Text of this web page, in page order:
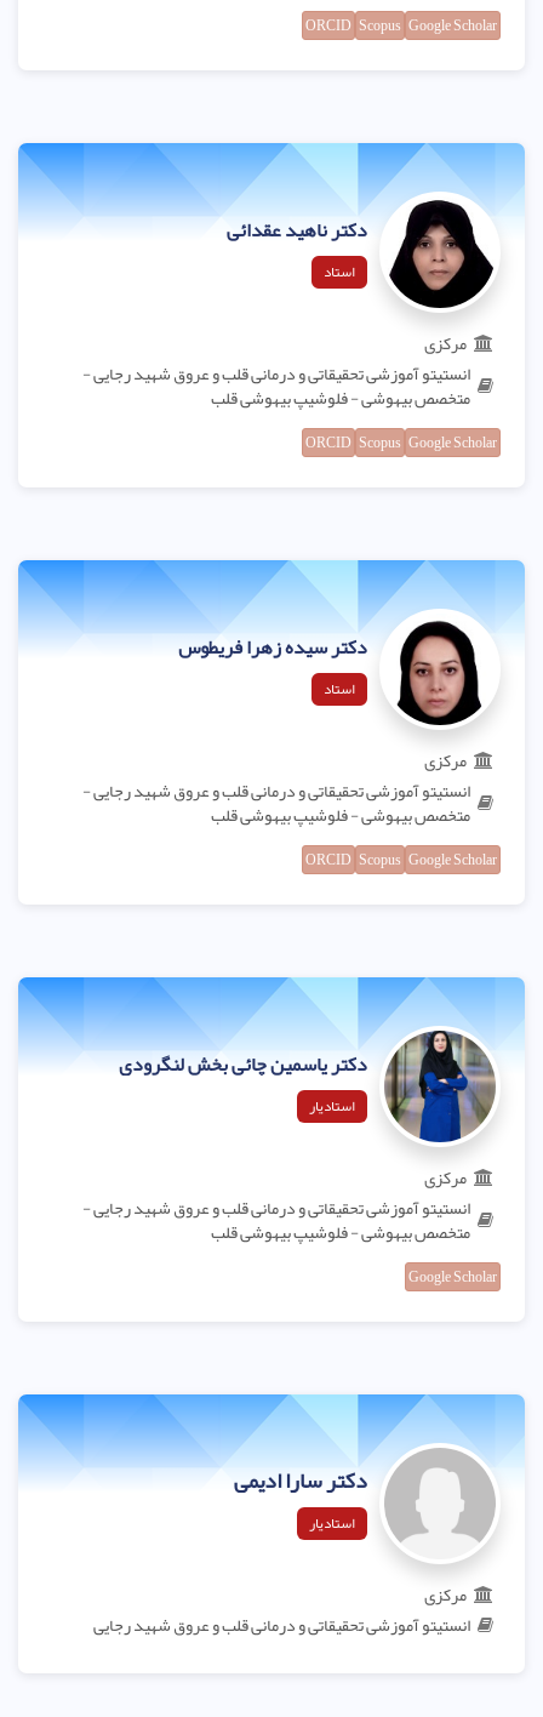
Google Scholar
Scopus
ORCID
دکتر ناهید عقدائی
استاد
مرکزی
انستیتو آموزشی تحقیقاتی و درمانی قلب و عروق شهید رجایی -
متخصص بیهوشی - فلوشیپ بیهوشی قلب
Google Scholar
Scopus
ORCID
دکتر سیده زهرا فریطوس
استاد
مرکزی
انستیتو آموزشی تحقیقاتی و درمانی قلب و عروق شهید رجایی -
متخصص بیهوشی - فلوشیپ بیهوشی قلب
Google Scholar
Scopus
ORCID
دکتر یاسمین چائی بخش لنگرودی
استادیار
مرکزی
انستیتو آموزشی تحقیقاتی و درمانی قلب و عروق شهید رجایی -
متخصص بیهوشی - فلوشیپ بیهوشی قلب
Google Scholar
دکتر سارا ادیمی
استادیار
مرکزی
انستیتو آموزشی تحقیقاتی و درمانی قلب و عروق شهید رجایی